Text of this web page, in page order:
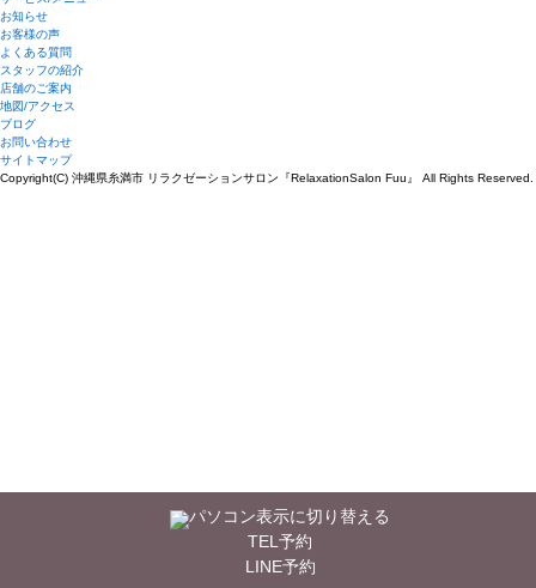
お知らせ
お客様の声
よくある質問
スタッフの紹介
店舗のご案内
地図/アクセス
ブログ
お問い合わせ
サイトマップ
Copyright(C) 沖縄県糸満市 リラクゼーションサロン『RelaxationSalon Fuu』 All Rights Reserved.
パソコン表示に切り替える
TEL予約
LINE予約